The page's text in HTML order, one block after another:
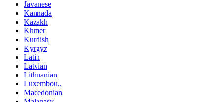
Javanese
Kannada
Kazakh
Khmer
Kurdish
Kyrgyz
Latin
Latvian
Lithuanian
Luxembou..
Macedonian